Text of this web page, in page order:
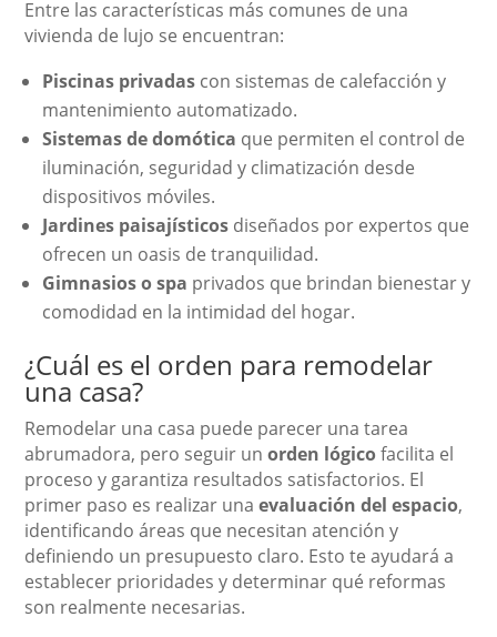
Entre las características más comunes de una
vivienda de lujo se encuentran:
Piscinas privadas con sistemas de calefacción y
mantenimiento automatizado.
Sistemas de domótica que permiten el control de
iluminación, seguridad y climatización desde
dispositivos móviles.
Jardines paisajísticos diseñados por expertos que
ofrecen un oasis de tranquilidad.
Gimnasios o spa privados que brindan bienestar y
comodidad en la intimidad del hogar.
¿Cuál es el orden para remodelar
una casa?
Remodelar una casa puede parecer una tarea
abrumadora, pero seguir unorden lógicofacilita el
proceso y garantiza resultados satisfactorios. El
primer paso es realizar unaevaluación del espacio,
identificando áreas que necesitan atención y
definiendo un presupuesto claro. Esto te ayudará a
establecer prioridades y determinar qué reformas
son realmente necesarias.